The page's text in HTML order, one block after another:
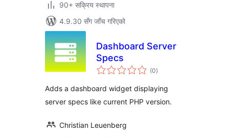
90+ सक्रिय स्थापना
4.9.30 सँग जाँच गरिएको
Dashboard Server
Specs
(0कुल
रेटिङ्गहरू
)
Adds a dashboard widget displaying
server specs like current PHP version.
Christian Leuenberg